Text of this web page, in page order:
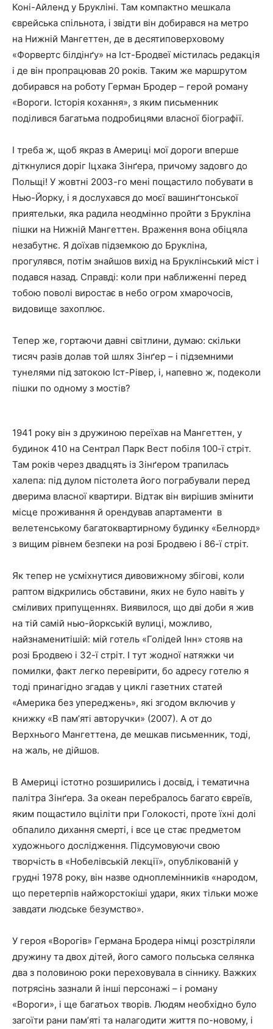
Коні-Айленд у Брукліні. Там компактно мешкала
єврейська спільнота, і звідти він добирався на метро
на Нижній Мангеттен, де в десятиповерховому
«Форвертс білдінґу» на Іст-Бродвеї містилась редакція
і де він пропрацював 20 років. Таким же маршрутом
добирався на роботу Герман Бродер – герой роману
«Вороги. Історія кохання», з яким письменник
поділився багатьма подробицями власної біографії.
І треба ж, щоб якраз в Америці мої дороги вперше
діткнулися доріг Іцхака Зінґера, причому задовго до
Польщі! У жовтні 2003-го мені пощастило побувати в
Нью-Йорку, і я дослухався до моєї вашинґтонської
приятельки, яка радила неодмінно пройти з Брукліна
пішки на Нижній Мангеттен. Враження вона обіцяла
незабутнє. Я доїхав підземкою до Брукліна,
прогулявся, потім знайшов вихід на Бруклінський міст і
подався назад. Справді: коли при наближенні перед
тобою поволі виростає в небо огром хмарочосів,
видовище захоплює.
Тепер же, гортаючи давні світлини, думаю: скільки
тисяч разів долав той шлях Зінґер – і підземними
тунелями під затокою Іст-Рівер, і, напевно ж, подеколи
пішки по одному з мостів?
1941 року він з дружиною переїхав на Мангеттен, у
будинок 410 на Сентрал Парк Вест побіля 100-ї стріт.
Там років через двадцять із Зінґером трапилась
халепа: під дулом пістолета його пограбували перед
дверима власної квартири. Відтак він вирішив змінити
місце проживання й орендував апартаменти в
велетенському багатоквартирному будинку «Белнорд»
з вищим рівнем безпеки на розі Бродвею і 86-ї стріт.
Як тепер не усміхнутися дивовижному збігові, коли
раптом відкрились обставини, яких не було навіть у
сміливих припущеннях. Виявилося, що дві доби я жив
на тій самій нью-йоркській вулиці, можливо,
найзнаменитішій: мій готель «Голідей Інн» стояв на
розі Бродвею і 32-ї стріт. І тут жодної натяжки чи
помилки, факт легко перевірити, бо адресу готелю я
тоді принагідно згадав у циклі газетних статей
«Америка без упереджень», які згодом включив у
книжку «В памʼяті авторучки» (2007). А от до
Верхнього Мангеттена, де мешкав письменник, тоді,
на жаль, не дійшов.
В Америці істотно розширились і досвід, і тематична
палітра Зінґера. За океан перебралось багато євреїв,
яким пощастило вціліти при Голокості, проте їхні долі
обпалило дихання смерті, і все це стає предметом
художнього дослідження. Підсумовуючи свою
творчість в «Нобелівській лекції», опублікованій у
грудні 1978 року, він назве одноплемінників «народом,
що перетерпів найжорстокіші удари, яких тільки може
завдати людське безумство».
У героя «Ворогів» Германа Бродера німці розстріляли
дружину та двох дітей, його самого польська селянка
два з половиною роки переховувала в сіннику. Важких
потрясінь зазнали й інші персонажі – і роману
«Вороги», і ще багатьох творів. Людям необхідно було
загоїти рани памʼяті та налагодити життя по-новому, і